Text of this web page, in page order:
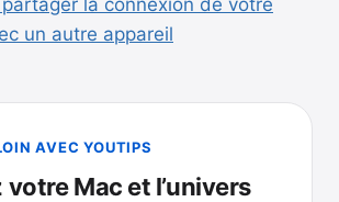
un autre appareil
AVEC YOUTIPS
Mac et l’univers